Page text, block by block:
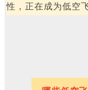
性，正在成为低空